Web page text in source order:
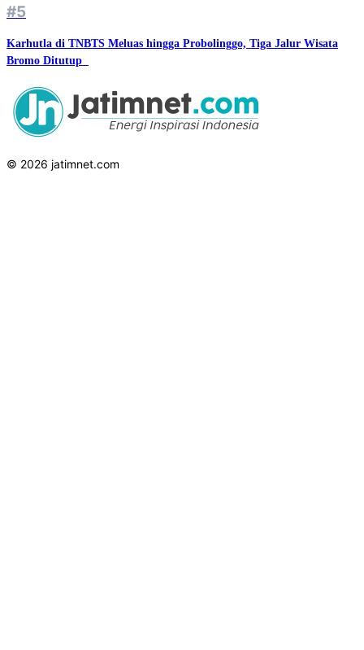
#5
Karhutla di TNBTS Meluas hingga Probolinggo, Tiga Jalur Wisata
Bromo Ditutup ‎‎
© 2026 jatimnet.com